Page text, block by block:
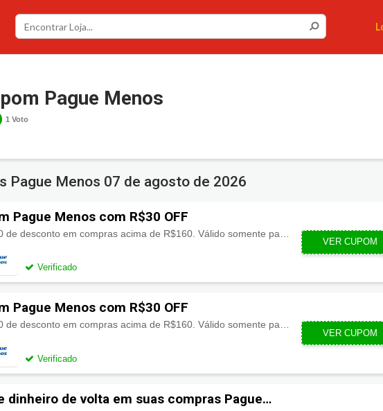
Pague Menos
1 Voto
Pague Menos 07 de agosto de 2026
Pague Menos com R$30 OFF
Verificado
VER CUPOM
Pague Menos com R$30 OFF
R$30.00 de desconto em compras acima de R$160. Válido somente para o estado do Ceara. Oferta exclusiva para e-commerce.
Verificado
VER CUPOM
dinheiro de volta em suas compras Pague